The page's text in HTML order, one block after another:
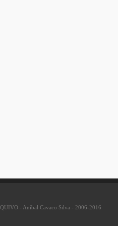
- Aníbal Cavaco Silva - 2006-2016